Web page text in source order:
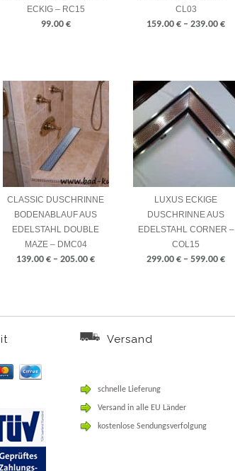
ECKIG – RC15
99.00 €
CL03
159.00 € – 239.00 €
CLASSIC DUSCHRINNE
BODENABLAUF AUS
EDELSTAHL DOUBLE
MAZE – DMC04
139.00 € – 205.00 €
LUXUS ECKIGE
DUSCHRINNE AUS
EDELSTAHL CORNER –
COL15
299.00 € – 599.00 €
Versand
schnelle Lieferung
Versand in alle EU Länder
kostenlose Sendungsverfolgung